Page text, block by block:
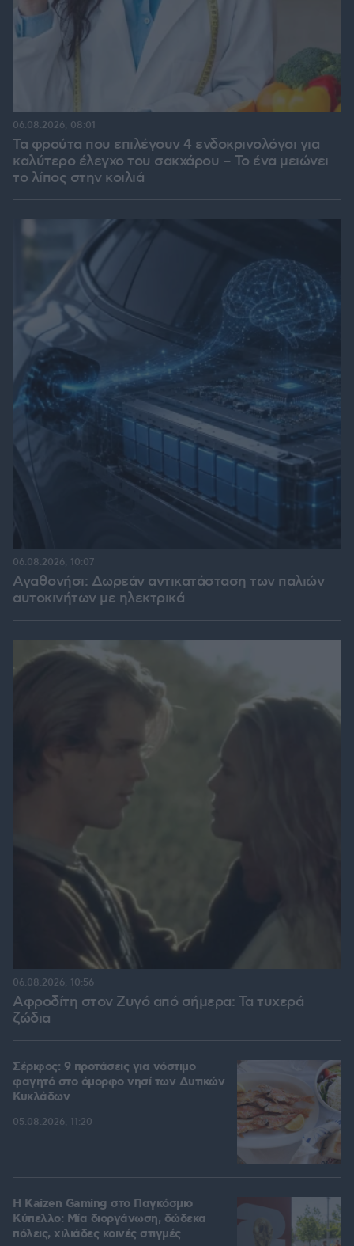
Τα φρούτα που επιλέγουν 4 ενδοκρινολόγοι για
καλύτερο έλεγχο του σακχάρου – Το ένα μειώνει
το λίπος στην κοιλιά
06.08.2026, 08:01
Αγαθονήσι: Δωρεάν αντικατάσταση των παλιών
αυτοκινήτων με ηλεκτρικά
06.08.2026, 10:07
Αφροδίτη στον Ζυγό από σήμερα: Τα τυχερά
ζώδια
06.08.2026, 10:56
Σέριφος: 9 προτάσεις για νόστιμο
φαγητό στο όμορφο νησί των Δυτικών
Κυκλάδων
05.08.2026, 11:20
H Kaizen Gaming στο Παγκόσμιο
Kύπελλο: Μία διοργάνωση, δώδεκα
πόλεις, χιλιάδες κοινές στιγμές